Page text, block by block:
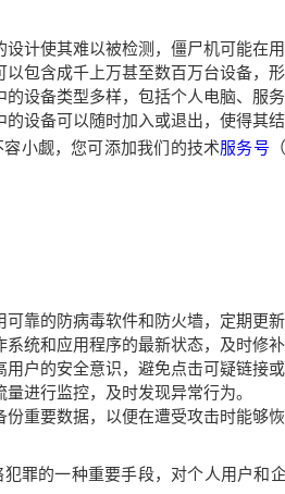
设计使其难以被检测，僵尸机可能在
包含成千上万甚至数百万台设备，形
设备类型多样，包括个人电脑、服务
设备可以随时加入或退出，使得其结
小觑，您可添加我们的技术服务号
靠的防病毒软件和防火墙，定期更新
统和应用程序的最新状态，及时修补
用户的安全意识，避免点击可疑链接
进行监控，及时发现异常行为。
重要数据，以便在遭受攻击时能够恢
罪的一种重要手段，对个人用户和